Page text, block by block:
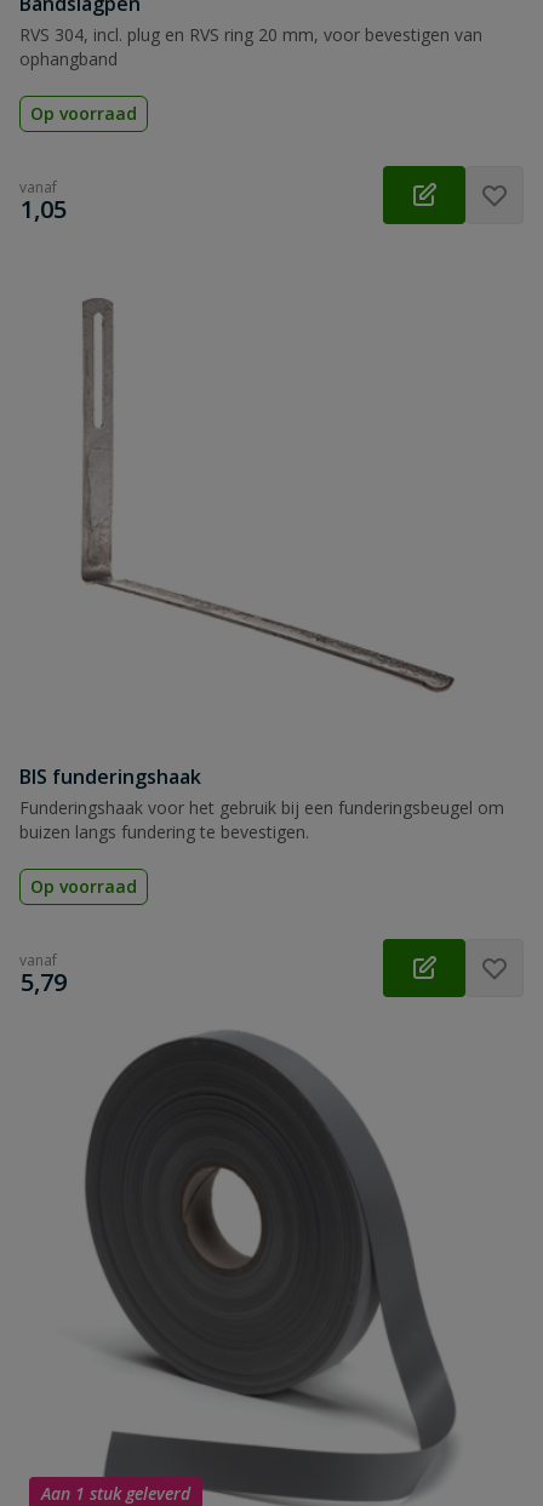
RVS 304, incl. plug en RVS ring 20 mm, voor bevestigen van
ophangband
Op voorraad
vanaf
€
1,05
BIS funderingshaak
Funderingshaak voor het gebruik bij een funderingsbeugel om
buizen langs fundering te bevestigen.
Op voorraad
vanaf
€
5,79
Aan 1 stuk geleverd